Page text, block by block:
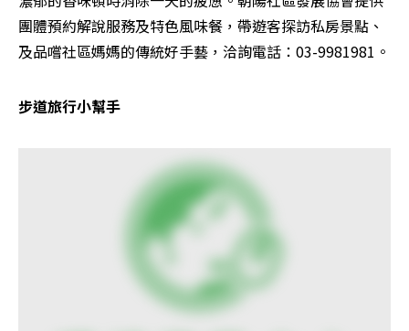
團體預約解說服務及特色風味餐，帶遊客探訪私房景點、
及品嚐社區媽媽的傳統好手藝，洽詢電話：03-9981981。
步道旅行小幫手